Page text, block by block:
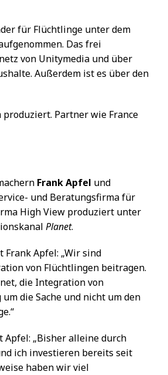
für Flüchtlinge unter dem
Das frei
von Unitymedia und über
Außerdem ist es über den
Partner wie France
Frank Apfel und
und Beratungsfirma für
High View produziert unter
Planet.
Apfel: „Wir sind
von Flüchtlingen beitragen.
die Integration von
die Sache und nicht um den
„Bisher alleine durch
ich investieren bereits seit
haben wir viel